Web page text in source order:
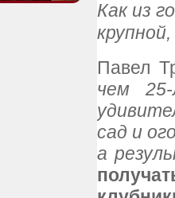
Как из
Павел
чем
сад и
а